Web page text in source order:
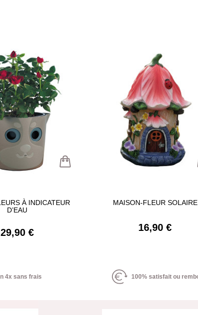
À INDICATEUR
D’EAU
29,90 €
MAISON-FLEUR SOLAIRE
16,90 €
4x sans frais 100% satisfait ou